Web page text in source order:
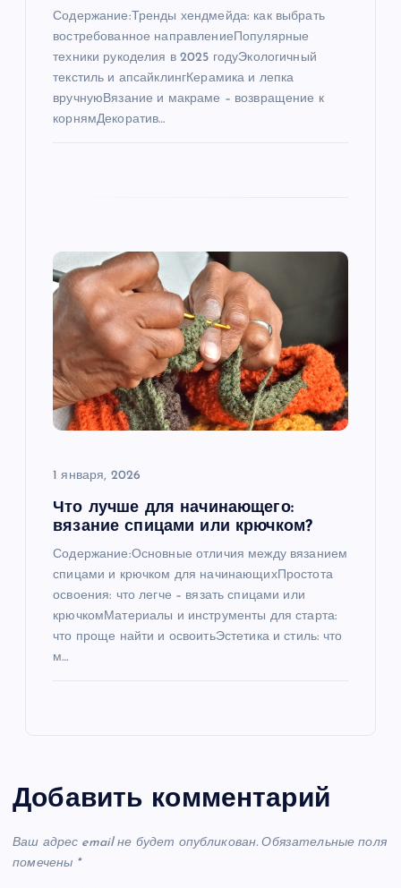
Содержание:Тренды хендмейда: как выбрать
востребованное направлениеПопулярные
техники рукоделия в 2025 годуЭкологичный
текстиль и апсайклингКерамика и лепка
вручнуюВязание и макраме – возвращение к
корнямДекоратив…
1 января, 2026
Что лучше для начинающего:
вязание спицами или крючком?
Содержание:Основные отличия между вязанием
спицами и крючком для начинающихПростота
освоения: что легче – вязать спицами или
крючкомМатериалы и инструменты для старта:
что проще найти и освоитьЭстетика и стиль: что
м…
Добавить комментарий
Ваш адрес email не будет опубликован. Обязательные поля
помечены *